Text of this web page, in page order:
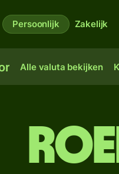
Persoonlijk Zakelijk
Alle valuta bekijken